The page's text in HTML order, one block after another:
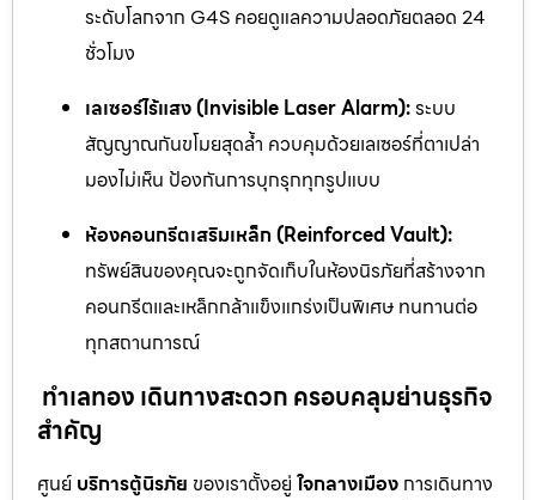
ระดับโลกจาก G4S คอยดูแลความปลอดภัยตลอด 24
ชั่วโมง
เลเซอร์ไร้แสง (Invisible Laser Alarm):ระบบ
สัญญาณกันขโมยสุดล้ำ ควบคุมด้วยเลเซอร์ที่ตาเปล่า
มองไม่เห็น ป้องกันการบุกรุกทุกรูปแบบ
ห้องคอนกรีตเสริมเหล็ก (Reinforced Vault):
ทรัพย์สินของคุณจะถูกจัดเก็บในห้องนิรภัยที่สร้างจาก
คอนกรีตและเหล็กกล้าแข็งแกร่งเป็นพิเศษ ทนทานต่อ
ทุกสถานการณ์
ทำเลทอง เดินทางสะดวก ครอบคลุมย่านธุรกิจ
สำคัญ
ศูนย์ บริการตู้นิรภัย ของเราตั้งอยู่ ใจกลางเมือง การเดินทาง